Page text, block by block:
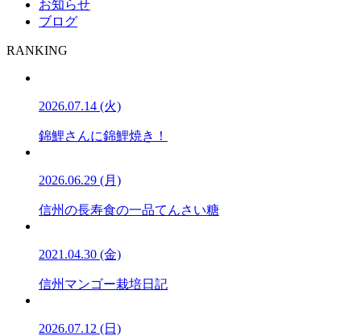
お知らせ
ブログ
RANKING
2026.07.14 (火)
錦鯉さんに錦鯉焼き！
2026.06.29 (月)
信州の長寿食の一品てんさい糖
2021.04.30 (金)
信州マンゴー栽培日記
2026.07.12 (日)